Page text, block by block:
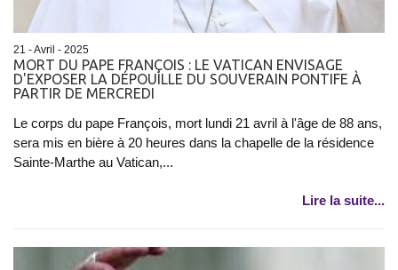
21 - Avril - 2025
MORT DU PAPE FRANÇOIS : LE VATICAN ENVISAGE
D'EXPOSER LA DÉPOUILLE DU SOUVERAIN PONTIFE À
PARTIR DE MERCREDI
Le corps du pape François, mort lundi 21 avril à l'âge de 88 ans,
sera mis en bière à 20 heures dans la chapelle de la résidence
Sainte-Marthe au Vatican,...
Lire la suite...